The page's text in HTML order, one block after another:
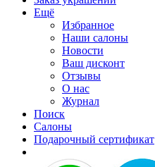
Ещё
Избранное
Наши салоны
Новости
Ваш дисконт
Отзывы
О нас
Журнал
Поиск
Салоны
Подарочный сертификат